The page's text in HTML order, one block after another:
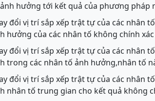
hưởng tới kết quả của phương pháp
đổi vị trí sắp xếp trật tự của các nhân
hưởng của các nhân tố không chính xác
đổi vị trí sắp xếp trật tự của các nhân
trong các nhân tố ảnh hưởng,nhân tố
đổi vị trí sắp xếp trật tự của các nhân
nhân tố trung gian cho kết quả không